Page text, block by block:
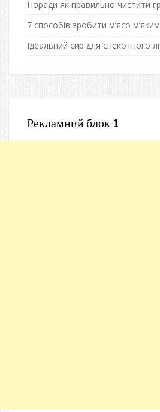
Поради як правильно чистити
7 способів зробити м’ясо
Ідеальний сир для спекотного
Рекламний блок 1